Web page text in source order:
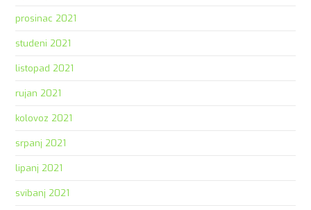
prosinac 2021
studeni 2021
listopad 2021
rujan 2021
kolovoz 2021
srpanj 2021
lipanj 2021
svibanj 2021